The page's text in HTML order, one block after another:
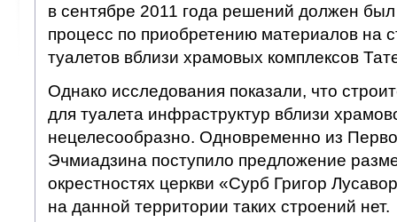
в сентябре 2011 года решений должен
процесс по приобретению материалов на
туалетов вблизи храмовых комплексов
Однако исследования показали, что
для туалета инфраструктур вблизи
нецелесообразно. Одновременно из
Эчмиадзина поступило предложение
окрестностях церкви «Сурб Григор
на данной территории таких строений нет.